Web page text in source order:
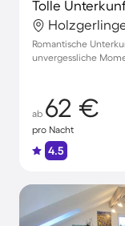
Tolle
Romantische
unvergessliche
ab 62 €
pro Nacht
4.5